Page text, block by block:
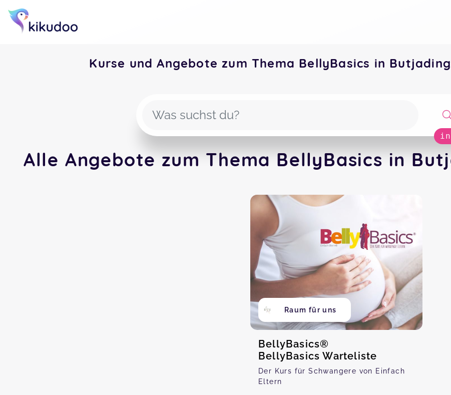
Kurse und Angebote zum Thema BellyBasics in
Alle Angebote zum Thema BellyBasics in
Raum für uns
BellyBasics®
BellyBasics Warteliste
Der Kurs für Schwangere von Einfach
Eltern